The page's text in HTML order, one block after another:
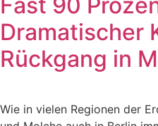
Dramatischer
Rückgang in
Wie in vielen Regionen der